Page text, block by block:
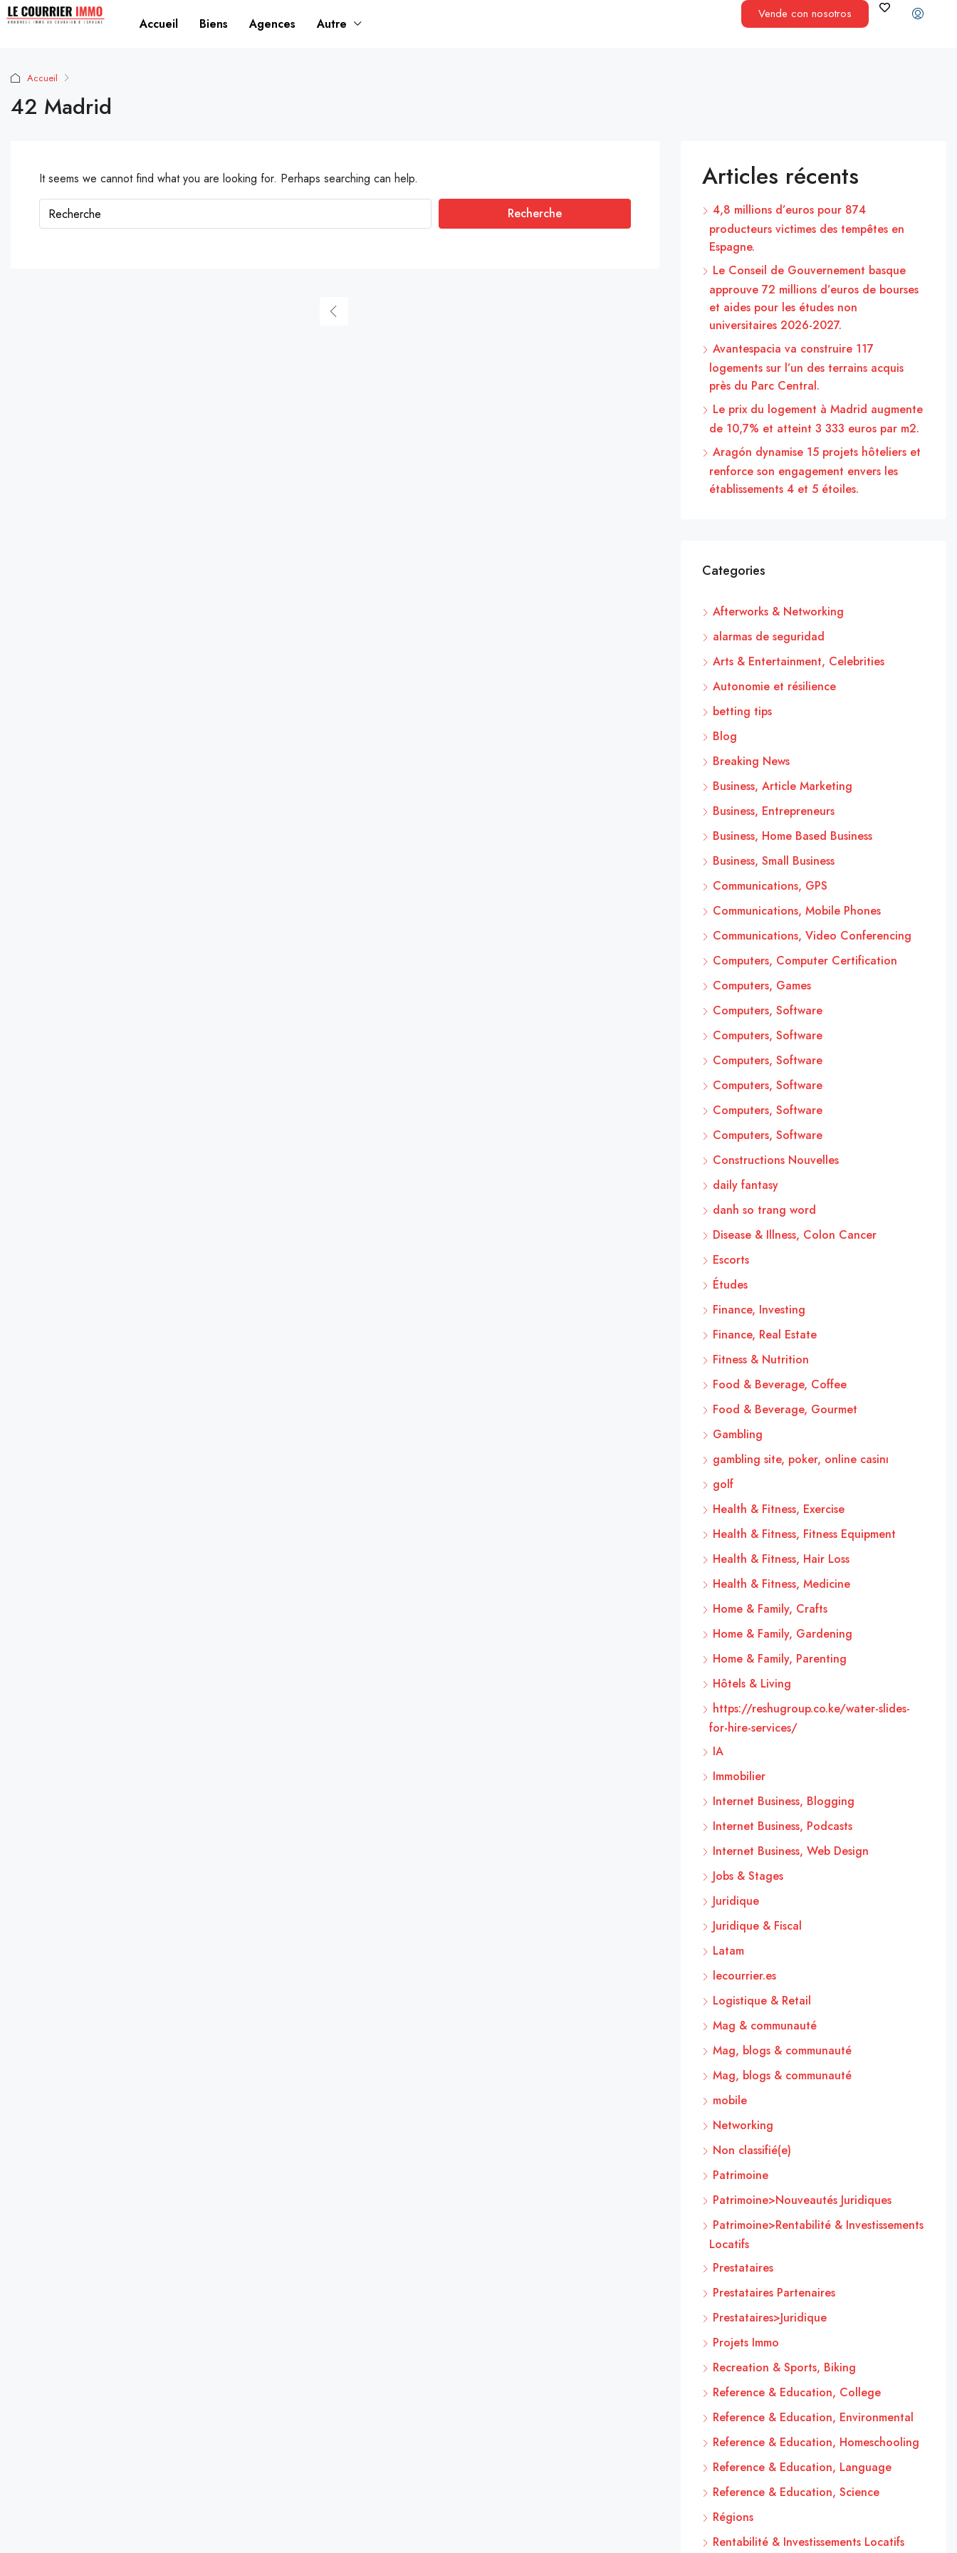
Accueil Biens Agences Autre
Vende con nosotros
Accueil
42 Madrid
It seems we cannot find what you are looking for. Perhaps searching can help.
Recherche
Articles récents
4,8 millions d’euros pour 874
producteurs victimes des tempêtes en
Espagne.
Le Conseil de Gouvernement basque
approuve 72 millions d’euros de bourses
et aides pour les études non
universitaires 2026-2027.
Avantespacia va construire 117
logements sur l’un des terrains acquis
près du Parc Central.
Le prix du logement à Madrid augmente
de 10,7% et atteint 3 333 euros par m2.
Aragón dynamise 15 projets hôteliers et
renforce son engagement envers les
établissements 4 et 5 étoiles.
Categories
Afterworks & Networking
alarmas de seguridad
Arts & Entertainment, Celebrities
Autonomie et résilience
betting tips
Blog
Breaking News
Business, Article Marketing
Business, Entrepreneurs
Business, Home Based Business
Business, Small Business
Communications, GPS
Communications, Mobile Phones
Communications, Video Conferencing
Computers, Computer Certification
Computers, Games
Computers, Software
Computers, Software
Computers, Software
Computers, Software
Computers, Software
Computers, Software
Constructions Nouvelles
daily fantasy
danh so trang word
Disease & Illness, Colon Cancer
Escorts
Études
Finance, Investing
Finance, Real Estate
Fitness & Nutrition
Food & Beverage, Coffee
Food & Beverage, Gourmet
Gambling
gambling site, poker, online casinı
golf
Health & Fitness, Exercise
Health & Fitness, Fitness Equipment
Health & Fitness, Hair Loss
Health & Fitness, Medicine
Home & Family, Crafts
Home & Family, Gardening
Home & Family, Parenting
Hôtels & Living
https://reshugroup.co.ke/water-slides-
for-hire-services/
IA
Immobilier
Internet Business, Blogging
Internet Business, Podcasts
Internet Business, Web Design
Jobs & Stages
Juridique
Juridique & Fiscal
Latam
lecourrier.es
Logistique & Retail
Mag & communauté
Mag, blogs & communauté
Mag, blogs & communauté
mobile
Networking
Non classifié(e)
Patrimoine
Patrimoine>Nouveautés Juridiques
Patrimoine>Rentabilité & Investissements
Locatifs
Prestataires
Prestataires Partenaires
Prestataires>Juridique
Projets Immo
Recreation & Sports, Biking
Reference & Education, College
Reference & Education, Environmental
Reference & Education, Homeschooling
Reference & Education, Language
Reference & Education, Science
Régions
Rentabilité & Investissements Locatifs